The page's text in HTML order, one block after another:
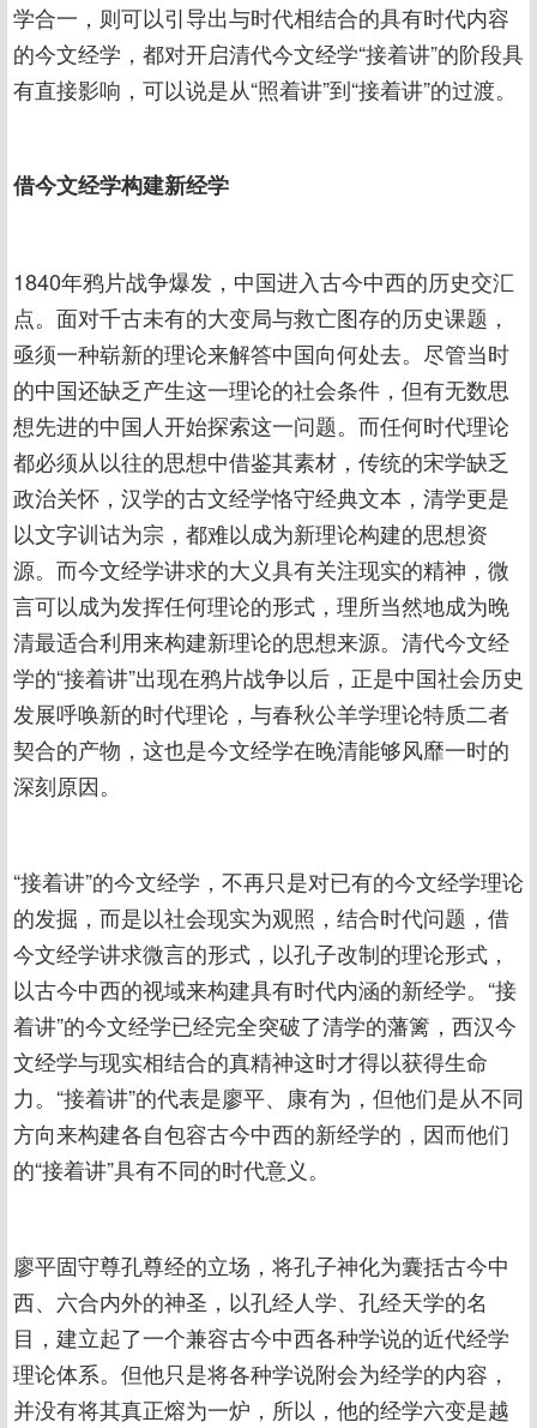
学合一，则可以引导出与时代相结合的具有时代内容
的今文经学，都对开启清代今文经学“接着讲”的阶段具
有直接影响，可以说是从“照着讲”到“接着讲”的过渡。
借今文经学构建新经学
1840年鸦片战争爆发，中国进入古今中西的历史交汇
点。面对千古未有的大变局与救亡图存的历史课题，
亟须一种崭新的理论来解答中国向何处去。尽管当时
的中国还缺乏产生这一理论的社会条件，但有无数思
想先进的中国人开始探索这一问题。而任何时代理论
都必须从以往的思想中借鉴其素材，传统的宋学缺乏
政治关怀，汉学的古文经学恪守经典文本，清学更是
以文字训诂为宗，都难以成为新理论构建的思想资
源。而今文经学讲求的大义具有关注现实的精神，微
言可以成为发挥任何理论的形式，理所当然地成为晚
清最适合利用来构建新理论的思想来源。清代今文经
学的“接着讲”出现在鸦片战争以后，正是中国社会历史
发展呼唤新的时代理论，与春秋公羊学理论特质二者
契合的产物，这也是今文经学在晚清能够风靡一时的
深刻原因。
“接着讲”的今文经学，不再只是对已有的今文经学理论
的发掘，而是以社会现实为观照，结合时代问题，借
今文经学讲求微言的形式，以孔子改制的理论形式，
以古今中西的视域来构建具有时代内涵的新经学。“接
着讲”的今文经学已经完全突破了清学的藩篱，西汉今
文经学与现实相结合的真精神这时才得以获得生命
力。“接着讲”的代表是廖平、康有为，但他们是从不同
方向来构建各自包容古今中西的新经学的，因而他们
的“接着讲”具有不同的时代意义。
廖平固守尊孔尊经的立场，将孔子神化为囊括古今中
西、六合内外的神圣，以孔经人学、孔经天学的名
目，建立起了一个兼容古今中西各种学说的近代经学
理论体系。但他只是将各种学说附会为经学的内容，
并没有将其真正熔为一炉，所以，他的经学六变是越